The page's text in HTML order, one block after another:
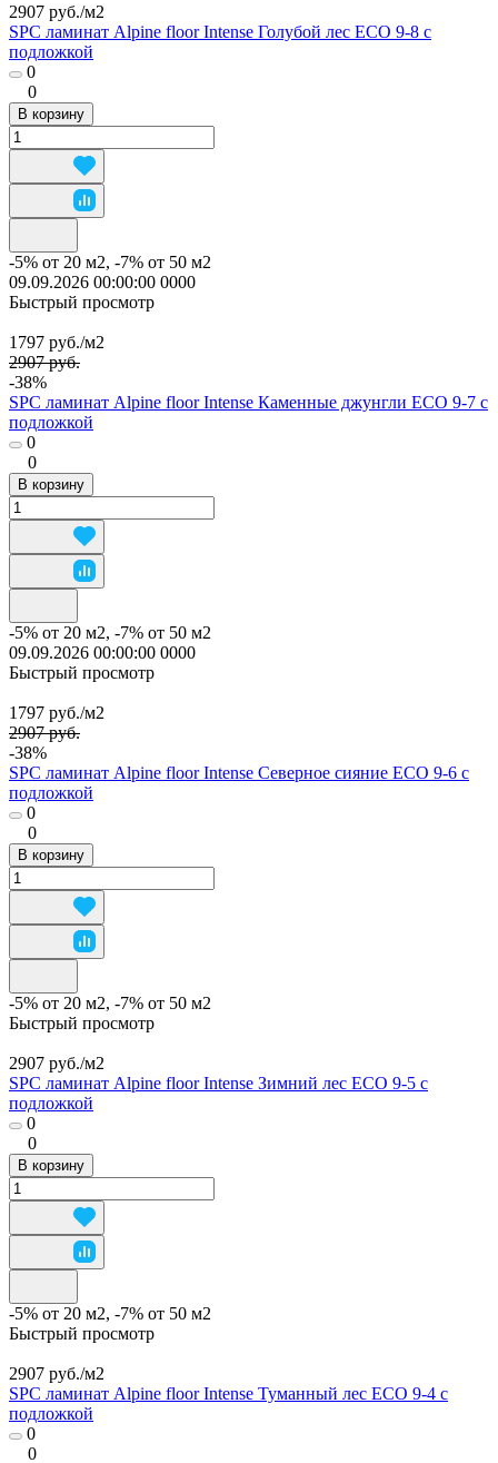
2907 руб./м2
SPC ламинат Alpine floor Intense Голубой лес ECO 9-8 с
подложкой
0
0
В корзину
-5% от 20 м2, -7% от 50 м2
09.09.2026 00:00:00 0000
Быстрый просмотр
1797 руб./м2
2907 руб.
-38%
SPC ламинат Alpine floor Intense Каменные джунгли ECO 9-7 с
подложкой
0
0
В корзину
-5% от 20 м2, -7% от 50 м2
09.09.2026 00:00:00 0000
Быстрый просмотр
1797 руб./м2
2907 руб.
-38%
SPC ламинат Alpine floor Intense Северное сияние ECO 9-6 с
подложкой
0
0
В корзину
-5% от 20 м2, -7% от 50 м2
Быстрый просмотр
2907 руб./м2
SPC ламинат Alpine floor Intense Зимний лес ECO 9-5 с
подложкой
0
0
В корзину
-5% от 20 м2, -7% от 50 м2
Быстрый просмотр
2907 руб./м2
SPC ламинат Alpine floor Intense Туманный лес ECO 9-4 с
подложкой
0
0